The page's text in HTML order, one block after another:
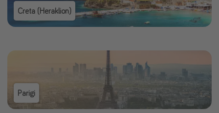
Creta (Heraklion)
Parigi